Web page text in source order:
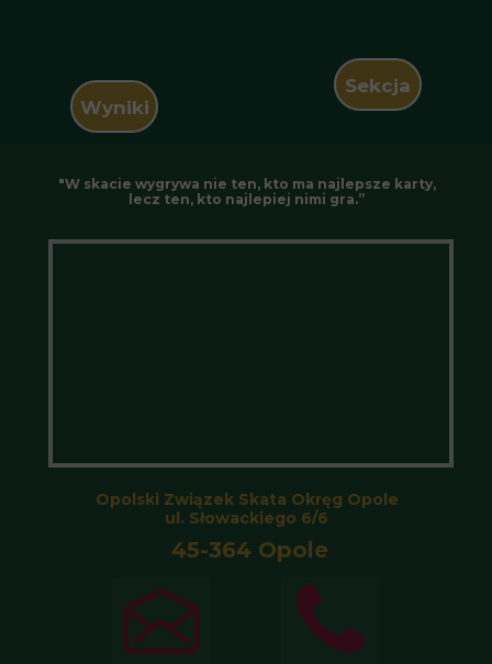
Wyniki
Sekcja
"W skacie wygrywa nie ten, kto ma najlepsze karty,
lecz ten, kto najlepiej nimi gra.”
Opolski Związek Skata Okręg Opole
ul. Słowackiego 6/6
45-364 Opole